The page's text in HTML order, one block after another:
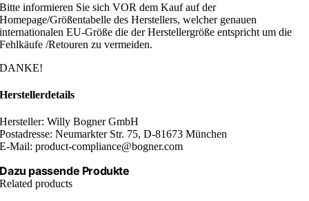
Bitte informieren Sie sich VOR dem Kauf auf der
Homepage/Größentabelle des Herstellers, welcher genauen
internationalen EU-Größe die der Herstellergröße entspricht um die
Fehlkäufe /Retouren zu vermeiden.
DANKE!
Herstellerdetails
Hersteller: Willy Bogner GmbH
Postadresse: Neumarkter Str. 75, D-81673 München
E-Mail: product-compliance@bogner.com
Dazu passende Produkte
Related products